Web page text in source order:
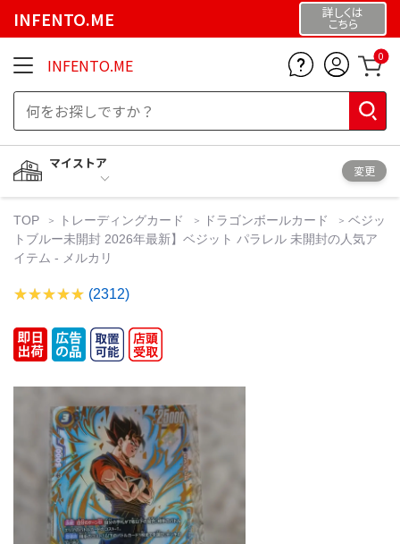
INFENTO.ME 詳しくは
こちら
INFENTO.ME 0
マイストア
変更
TOP トレーディングカード ドラゴンボールカード
ベジッ
トブルー未開封 2026年最新】ベジット パラレル 未開封の人気ア
イテム - メルカリ
(2312)